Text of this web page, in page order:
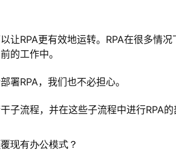
让RPA更有效地运转。RPA在很多情
的工作中。
署RPA，我们也不必担心。
子流程，并在这些子流程中进行RPA
现有办公模式？